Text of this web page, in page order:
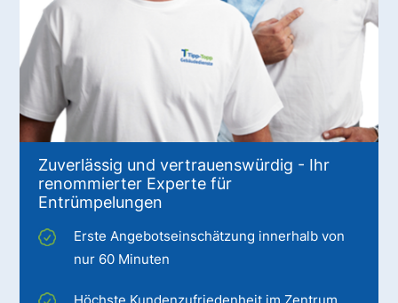
Zuverlässig und vertrauenswürdig - Ihr
renommierter Experte für
Entrümpelungen
Erste Angebotseinschätzung innerhalb von
nur 60 Minuten